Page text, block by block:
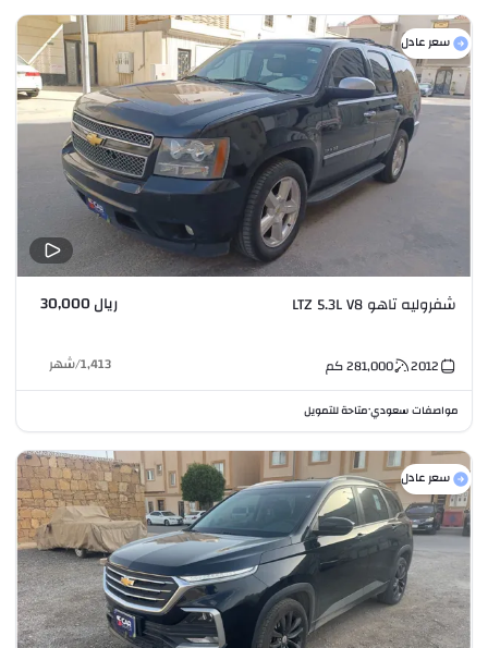
سعر عادل
شفروليه تاهو LTZ 5.3L V8 ريال 30,000
2012
281,000كم 1,413
/شهر
مواصفات سعودي•متاحة للتمويل
سعر عادل